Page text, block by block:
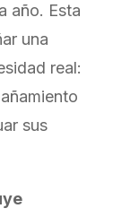
año. Esta
una
real:
sus